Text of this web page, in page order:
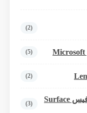
(2)
(5)
(2)
نوک قلم سرفیس Surface
(3)